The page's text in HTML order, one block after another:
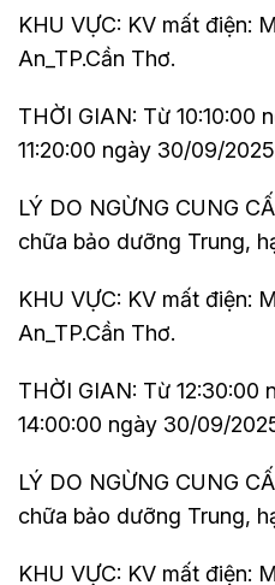
KHU VỰC: KV mất điện:
An_TP.Cần Thơ.
THỜI GIAN: Từ 10:10:00
11:20:00 ngày 30/09/2025
LÝ DO NGỪNG CUNG
chữa bảo dưỡng Trung,
KHU VỰC: KV mất điện:
An_TP.Cần Thơ.
THỜI GIAN: Từ 12:30:00
14:00:00 ngày 30/09/
LÝ DO NGỪNG CUNG
chữa bảo dưỡng Trung,
KHU VỰC: KV mất điện: